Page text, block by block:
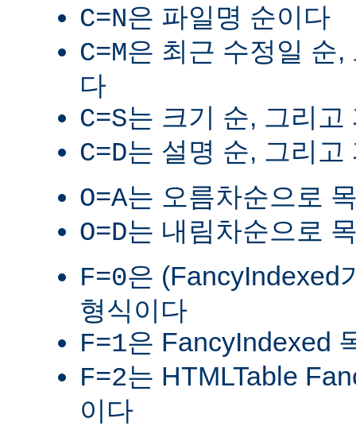
C=N은 파일명 순이다
C=M은 최근 수정일 순
다
C=S는 크기 순, 그리고
C=D는 설명 순, 그리고
O=A는 오름차순으로
O=D는 내림차순으로
F=0은 (FancyIndexed
형식이다
F=1은 FancyIndexed
F=2는 HTMLTable
이다